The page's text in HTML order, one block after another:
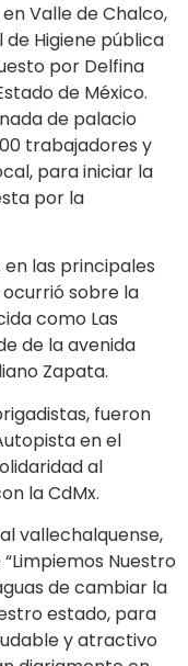
Valle de Chalco,
Higiene pública
por Delfina
de México.
de palacio
trabajadores y
para iniciar la
por la
las principales
sobre la
como Las
de la avenida
Zapata.
fueron
en el
al
la CdMx.
vallechalquense,
Nuestro
de cambiar la
estado, para
y atractivo